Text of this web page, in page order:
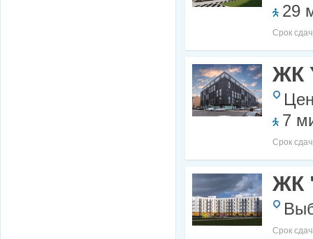
29
Срок
ЖК
7
Срок
ЖК
Срок